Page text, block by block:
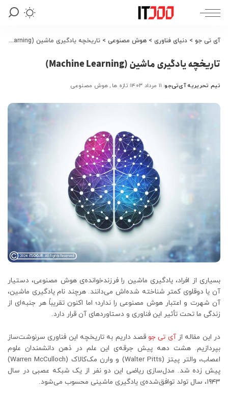
آی تی جو > دنیای فناوری > هوش مصنوعی > تاریخچه یادگیری ماشین (Machine Learning)
تاریخچه یادگیری ماشین (Machine Learning)
ارسال
توسط
تیم تحریریه آی‌تی‌جو ۱۱ مرداد ۱۴۰۳ تازه ها هوش مصنوعی
بسیاری از افراد، یادگیری ماشین را فرزندخوانده‌ی هوش مصنوعی، دستیار
آن یا دوقلوی کمتر شناخته شده‌اش می‌دانند. هرچند نام یادگیری ماشین،
آن شهرت و اعتبار هوش مصنوعی را ندارد؛ اما اکنون تقریباً هر جنبه‌ای از
زندگی ما تحت تأثیر این فناوری و دستاوردهای آن قرار دارد.
در این مقاله ازآی تی جوقصد داریم به تاریخچه این فناوری سرنوشت‌ساز
بپردازیم. هشت دهه پیش جرقه‌ی این علم در ذهن دانشمندان علوم
اعصاب، والتر پیتز (Walter Pitts) و وارن مک‌کالاک (Warren McCulloch)
پیش زده شد. مدل‌سازی ریاضی این دو نفر از یک شبکه عصبی در سال
۱۹۴۳، سال تولد توافق‌شده‌ی یادگیری ماشینی محسوب می‌شود.